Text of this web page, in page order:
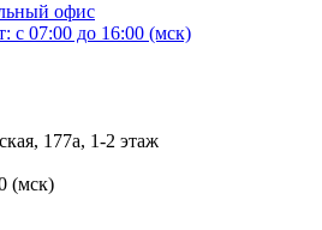
офис
с 07:00 до 16:00 (мск)
177а, ​1-2 этаж
(мск)